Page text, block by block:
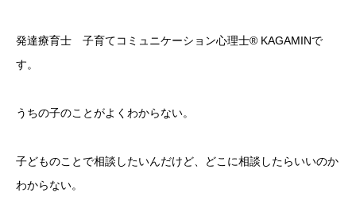
発達療育士 子育てコミュニケーション心理士®️ KAGAMINで
す。
うちの子のことがよくわからない。
子どものことで相談したいんだけど、どこに相談したらいいのか
わからない。